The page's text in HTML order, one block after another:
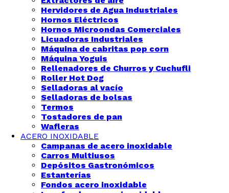
Hervidores de Agua Industriales
Hornos Eléctricos
Hornos Microondas Comerciales
Licuadoras Industriales
Máquina de cabritas pop corn
Máquina Yoguis
Rellenadores de Churros y Cuchufli
Roller Hot Dog
Selladoras al vacío
Selladoras de bolsas
Termos
Tostadores de pan
Wafleras
ACERO INOXIDABLE
Campanas de acero inoxidable
Carros Multiusos
Depósitos Gastronómicos
Estanterías
Fondos acero inoxidable